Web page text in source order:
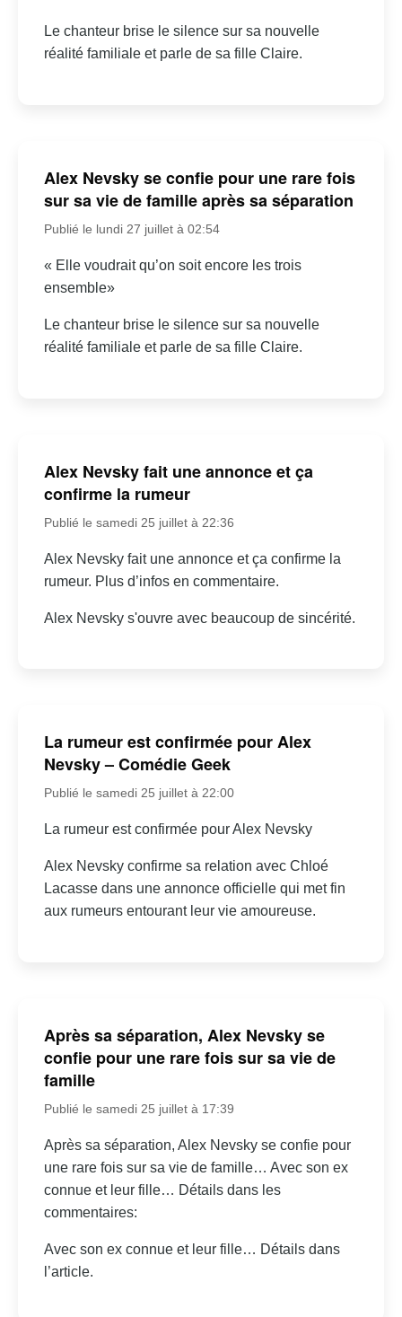
Le chanteur brise le silence sur sa nouvelle
réalité familiale et parle de sa fille Claire.
Alex Nevsky se confie pour une rare fois
sur sa vie de famille après sa séparation
Publié le lundi 27 juillet à 02:54
« Elle voudrait qu’on soit encore les trois
ensemble»
Le chanteur brise le silence sur sa nouvelle
réalité familiale et parle de sa fille Claire.
Alex Nevsky fait une annonce et ça
confirme la rumeur
Publié le samedi 25 juillet à 22:36
Alex Nevsky fait une annonce et ça confirme la
rumeur. Plus d’infos en commentaire.
Alex Nevsky s'ouvre avec beaucoup de sincérité.
La rumeur est confirmée pour Alex
Nevsky – Comédie Geek
Publié le samedi 25 juillet à 22:00
La rumeur est confirmée pour Alex Nevsky
Alex Nevsky confirme sa relation avec Chloé
Lacasse dans une annonce officielle qui met fin
aux rumeurs entourant leur vie amoureuse.
Après sa séparation, Alex Nevsky se
confie pour une rare fois sur sa vie de
famille
Publié le samedi 25 juillet à 17:39
Après sa séparation, Alex Nevsky se confie pour
une rare fois sur sa vie de famille… Avec son ex
connue et leur fille… Détails dans les
commentaires:
Avec son ex connue et leur fille… Détails dans
l’article.